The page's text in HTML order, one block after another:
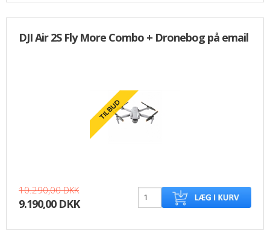
DJI Air 2S Fly More Combo + Dronebog på email
10.290,00 DKK
9.190,00 DKK